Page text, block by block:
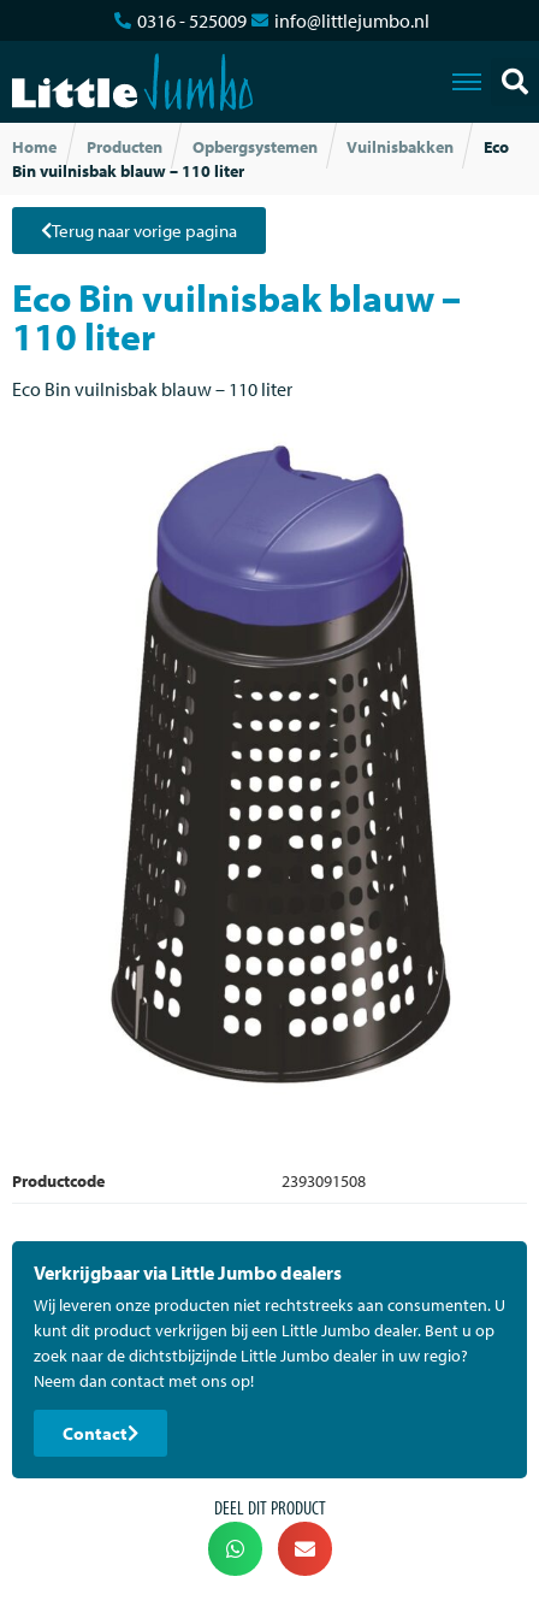
0316 - 525009 info@littlejumbo.nl
Home Producten Opbergsystemen Vuilnisbakken
Eco
Bin vuilnisbak blauw – 110 liter
Terug naar vorige pagina
Eco Bin vuilnisbak blauw –
110 liter
Eco Bin vuilnisbak blauw – 110 liter
Productcode 2393091508
Verkrijgbaar via Little Jumbo dealers
Wij leveren onze producten niet rechtstreeks aan consumenten. U
kunt dit product verkrijgen bij een Little Jumbo dealer. Bent u op
zoek naar de dichtstbijzijnde Little Jumbo dealer in uw regio?
Neem dan contact met ons op!
Contact
DEEL DIT PRODUCT